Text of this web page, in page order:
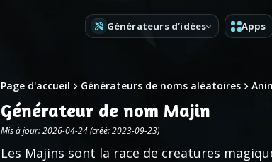
Générateurs d’idées Apps
Page d'accueil Générateurs de noms aléatoires
Générateur de nom Majin
Mis à jour: 2026-04-24 (créé: 2023-09-23)
Les Majins sont la race de creatures